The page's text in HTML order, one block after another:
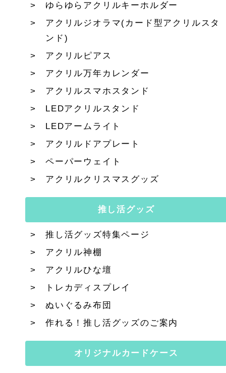
ゆらゆらアクリルキーホルダー
アクリルジオラマ(カード型アクリルスタ
ンド)
アクリルピアス
アクリル万年カレンダー
アクリルスマホスタンド
LEDアクリルスタンド
LEDアームライト
アクリルドアプレート
ペーパーウェイト
アクリルクリスマスグッズ
推し活グッズ
推し活グッズ特集ページ
アクリル神棚
アクリルひな壇
トレカディスプレイ
ぬいぐるみ布団
作れる！推し活グッズのご案内
オリジナルカードケース